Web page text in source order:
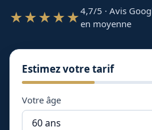
★★★★★4,7/5 · Avis
en moyenne
Estimez votre tarif
Votre âge